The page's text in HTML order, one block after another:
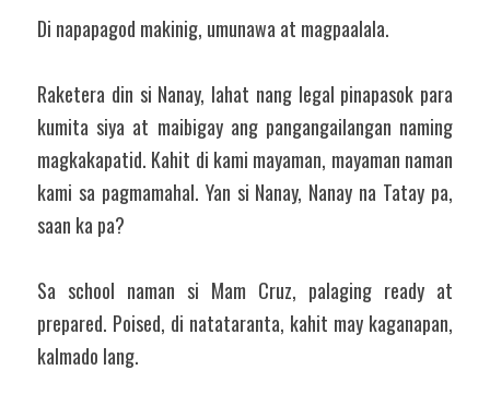
Di napapagod makinig, umunawa at magpaalala.
Raketera din si Nanay, lahat nang legal pinapasok para
kumita siya at maibigay ang pangangailangan naming
magkakapatid. Kahit di kami mayaman, mayaman naman
kami sa pagmamahal. Yan si Nanay, Nanay na Tatay pa,
saan ka pa?
Sa school naman si Mam Cruz, palaging ready at
prepared. Poised, di natataranta, kahit may kaganapan,
kalmado lang.